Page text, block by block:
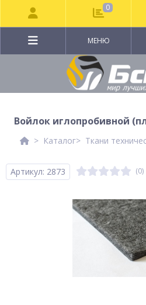
МЕНЮ
Войлок иглопробивной
Каталог Ткани
Артикул: 2873 (0)
0